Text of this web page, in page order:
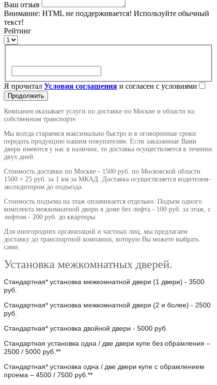
Ваш отзыв
Внимание: HTML не поддерживается! Используйте обычный
текст!
Рейтинг
Я прочитал Условия соглашения и согласен с условиями
Продолжить
Компания оказывает услуги по доставке по Москве и области на
собственном транспорте.
Мы всегда стараемся максимально быстро и в оговоренные сроки
передать продукцию нашим покупателям. Если заказанные Вами
двери имеются у нас в наличии, то доставка осуществляется в течении
двух дней.
Стоимость доставки по Москве - 1500 руб. по Московской области
1500 + 25 руб. за 1 км за МКАД. Доставка осуществляется водителем-
экспедитором до подъезда.
Стоимость подъема на этаж оплачивается отдельно. Подъем одного
комплекта межкомнатной двери в доме без лифта - 100 руб. за этаж, с
лифтом - 200 руб. до квартиры.
Для иногородних организаций и частных лиц, мы предлагаем
доставку до транспортной компании, которую Вы можете выбрать
сами.
Установка межкомнатных дверей.
Стандартная* установка межкомнатной двери (1 двери) - 3500
руб.
Стандартная* установка межкомнатной двери (2 и более) - 2500
руб.
Стандартная* установка двойной двери - 5000 руб.
Стандартная установка одна / две двери купе без обрамления –
2500 / 5000 руб.**
Стандартная* установка одна / две двери купе с обрамлением
проема – 4500 / 7500 руб.**